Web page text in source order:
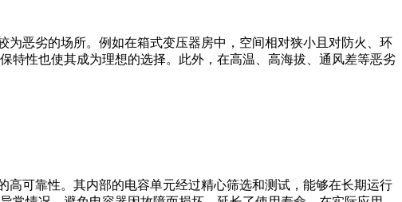
为恶劣的场所。例如在箱式变压器房中，空间相对狭小且对防火、环
特性也使其成为理想的选择。此外，在高温、高海拔、通风差等恶劣
高可靠性。其内部的电容单元经过精心筛选和测试，能够在长期运行